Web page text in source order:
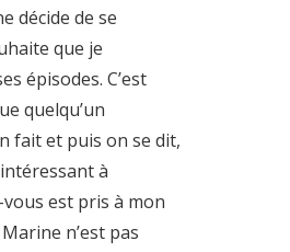
décide de se
que je
épisodes. C’est
quelqu’un
fait et puis on se dit,
à
est pris à mon
n’est pas